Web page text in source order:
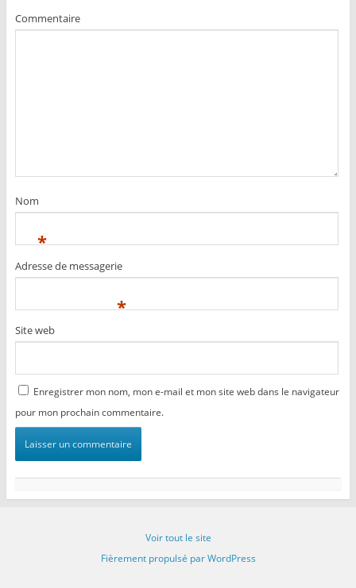
Commentaire
Nom
*
Adresse de messagerie
*
Site web
Enregistrer mon nom, mon e-mail et mon site web dans le navigateur
pour mon prochain commentaire.
Voir tout le site
Fièrement propulsé par WordPress